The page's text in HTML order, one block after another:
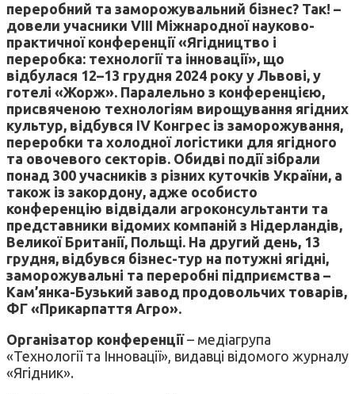
переробний та заморожувальний бізнес? Так! –
довели учасники VIII Міжнародної науково-
практичної конференції «Ягідництво і
переробка: технології та інновації», що
відбулася 12–13 грудня 2024 року у Львові, у
готелі «Жорж». Паралельно з конференцією,
присвяченою технологіям вирощування ягідних
культур, відбувся IV Конгрес із заморожування,
переробки та холодної логістики для ягідного
та овочевого секторів. Обидві події зібрали
понад 300 учасників з різних куточків України, а
також із закордону, адже особисто
конференцію відвідали агроконсультанти та
представники відомих компаній з Нідерландів,
Великої Британії, Польщі. На другий день, 13
грудня, відбувся бізнес-тур на потужні ягідні,
заморожувальні та переробні підприємства –
Кам’янка-Бузький завод продовольчих товарів,
ФГ «Прикарпаття Агро».
Організатор конференції– медіагрупа
«Технології та Інновації», видавці відомого журналу
«Ягідник».